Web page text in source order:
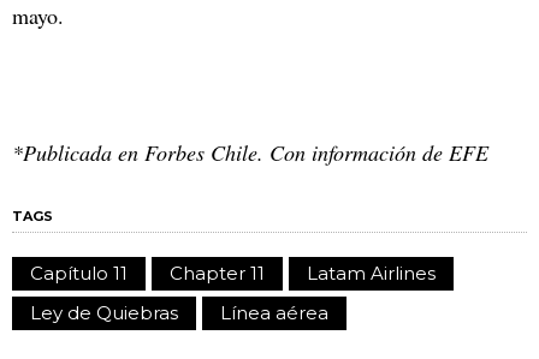
mayo.
*Publicada en Forbes Chile. Con información de EFE
TAGS
Capítulo 11 Chapter 11
Latam Airlines
Ley de Quiebras
Línea aérea